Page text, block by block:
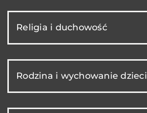
Religia i duchowość
Rodzina i wychowanie dzieci